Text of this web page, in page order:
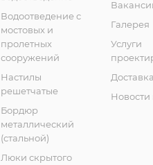
Водоотведение с
мостовых и
пролетных
сооружений
Настилы
решетчатые
Бордюр
металлический
(стальной)
Люки скрытого
Галерея
Услуги